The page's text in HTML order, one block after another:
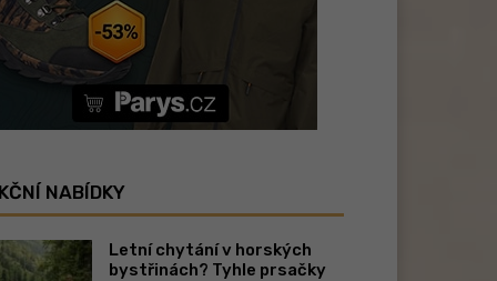
NABÍDKY
Letní chytání v horských
bystřinách? Tyhle prsačky